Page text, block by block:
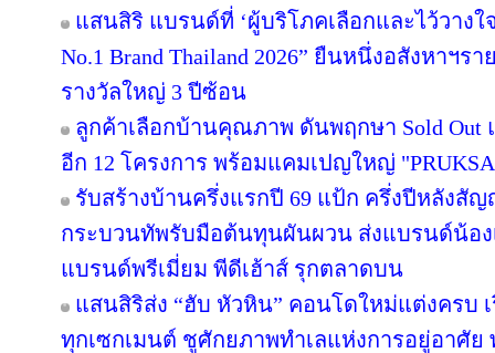
แสนสิริ แบรนด์ที่ ‘ผู้บริโภคเลือกและไว้วางใ
No.1 Brand Thailand 2026” ยืนหนึ่งอสังหาฯร
รางวัลใหญ่ 3 ปีซ้อน
ลูกค้าเลือกบ้านคุณภาพ ดันพฤกษา Sold Out
อีก 12 โครงการ พร้อมแคมเปญใหญ่ "PRUKSA
รับสร้างบ้านครึ่งแรกปี 69 แป้ก ครึ่งปีหลัง
กระบวนทัพรับมือต้นทุนผันผวน ส่งแบรนด์น้อง
แบรนด์พรีเมี่ยม พีดีเฮ้าส์ รุกตลาดบน
แสนสิริส่ง “ฮับ หัวหิน” คอนโดใหม่แต่งครบ
ทุกเซกเมนต์ ชูศักยภาพทำเลแห่งการอยู่อาศั